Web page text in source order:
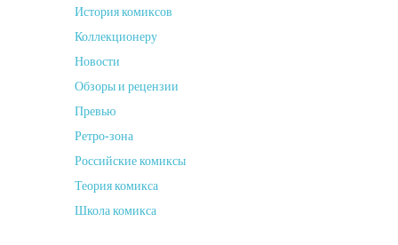
История комиксов
Коллекционеру
Новости
Обзоры и рецензии
Превью
Ретро-зона
Российские комиксы
Теория комикса
Школа комикса